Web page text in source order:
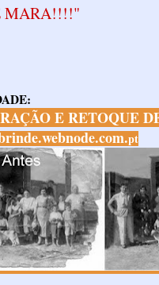
MARA!!!!"
E RETOQUE
pt